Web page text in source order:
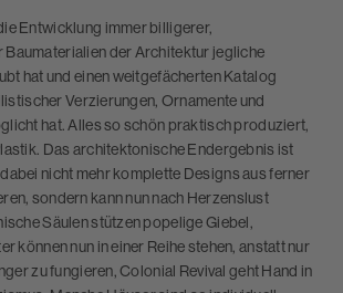
Entwicklung immer billigerer,
der Architektur jegliche
hat und einen weitgefächerten Katalog
Verzierungen, Ornamente und
hat. Alles so schön praktisch produziert,
Das architektonische Endergebnis ist
nicht mehr komplette Designs aus ferner
sondern kann nun nach Herzenslust
Säulen stützen popelige Giebel,
können nun in einer Reihe stehen, anstatt nur
zu fungieren, Colonial Revival geht Hand in